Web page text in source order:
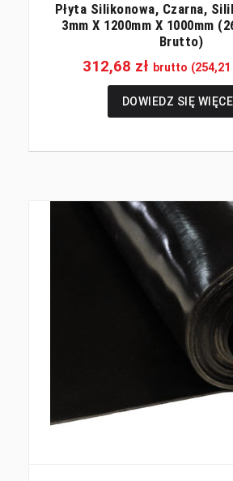
Płyta Silikonowa, Czarna,
3mm X 1200mm X 1000mm
Brutto)
312,68 zł brutto (254,21
DOWIEDZ SIĘ